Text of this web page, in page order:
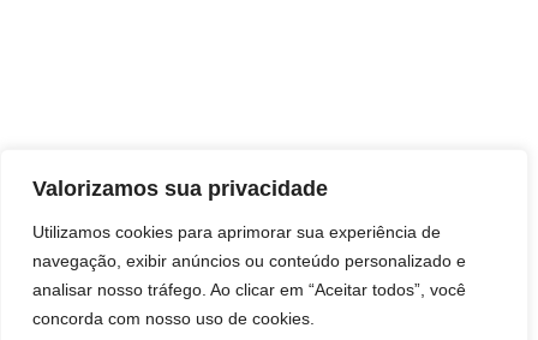
Valorizamos sua privacidade
Utilizamos cookies para aprimorar sua experiência de
navegação, exibir anúncios ou conteúdo personalizado e
analisar nosso tráfego. Ao clicar em “Aceitar todos”, você
concorda com nosso uso de cookies.